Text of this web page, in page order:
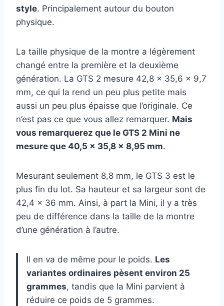
style. Principalement autour du bouton
physique.
La taille physique de la montre a légèrement
changé entre la première et la deuxième
génération. La GTS 2 mesure 42,8 x 35,6 x 9,7
mm, ce qui la rend un peu plus petite mais
aussi un peu plus épaisse que l’originale. Ce
n’est pas ce que vous allez remarquer. Mais
vous remarquerez que le GTS 2 Mini ne
mesure que 40,5 x 35,8 x 8,95 mm.
Mesurant seulement 8,8 mm, le GTS 3 est le
plus fin du lot. Sa hauteur et sa largeur sont de
42,4 x 36 mm. Ainsi, à part la Mini, il y a très
peu de différence dans la taille de la montre
d’une génération à l’autre.
Il en va de même pour le poids. Les
variantes ordinaires pèsent environ 25
grammes, tandis que la Mini parvient à
réduire ce poids de 5 grammes.